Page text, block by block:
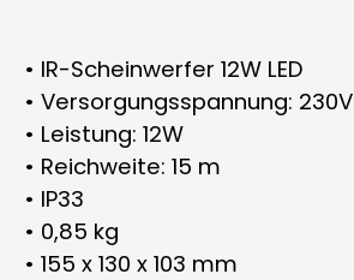
• IR-Scheinwerfer 12W LED
• Versorgungsspannung: 230V
• Leistung: 12W
• Reichweite: 15 m
• IP33
• 0,85 kg
• 155 x 130 x 103 mm